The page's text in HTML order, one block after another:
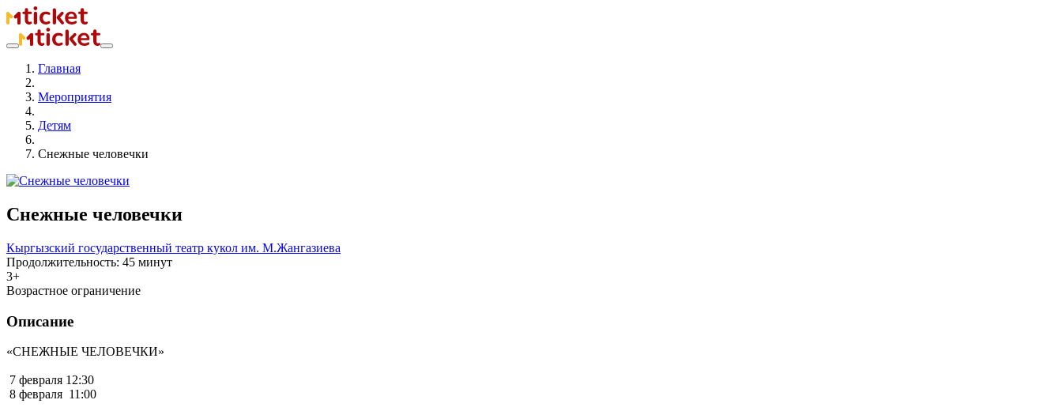
Главная
Мероприятия
Детям
Снежные человечки
Снежные человечки
Кыргызский государственный театр кукол им. М.Жангазиева
Продолжительность: 45 минут
3+
Возрастное ограничение
Описание
«СНЕЖНЫЕ ЧЕЛОВЕЧКИ»
7 февраля 12:30
8 февраля 11:00